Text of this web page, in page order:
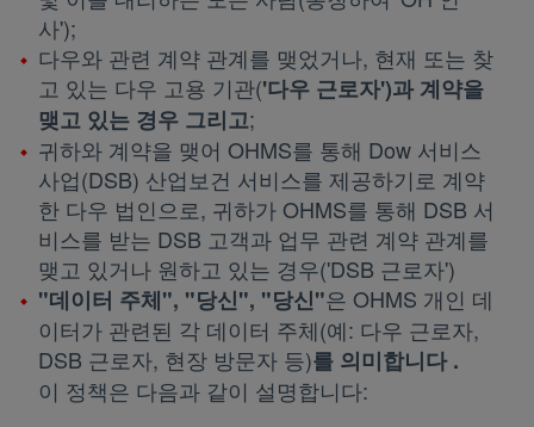
사');
다우와 관련 계약 관계를 맺었거나, 현재 또는 찾
고 있는 다우 고용 기관('다우 근로자')과 계약을
맺고 있는 경우 그리고;
귀하와 계약을 맺어 OHMS를 통해 Dow 서비스
사업(DSB) 산업보건 서비스를 제공하기로 계약
한 다우 법인으로, 귀하가 OHMS를 통해 DSB 서
비스를 받는 DSB 고객과 업무 관련 계약 관계를
맺고 있거나 원하고 있는 경우('DSB 근로자')
"데이터 주체", "당신", "당신"은 OHMS 개인 데
이터가 관련된 각 데이터 주체(예: 다우 근로자,
DSB 근로자, 현장 방문자 등)를 의미합니다 .
이 정책은 다음과 같이 설명합니다: